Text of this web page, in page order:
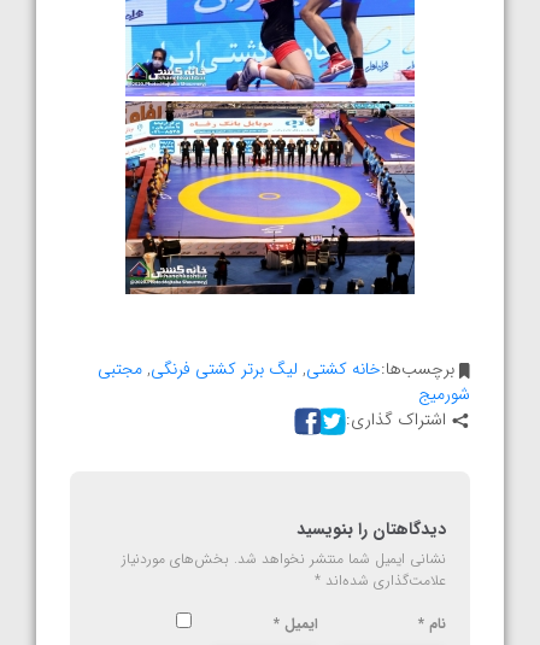
برچسب‌ها:خانه کشتی, لیگ برتر کشتی فرنگی,مجتبی
شورمیج
اشتراک گذاری:
دیدگاهتان را بنویسید
نشانی ایمیل شما منتشر نخواهد شد. بخش‌های موردنیاز
علامت‌گذاری شده‌اند *
نام * ایمیل *